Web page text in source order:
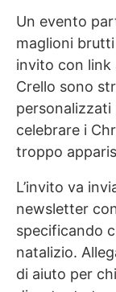
Un evento
maglioni
invito con link
Crello sono
personalizzati
celebrare i
troppo
L’invito va
newsletter
specificando
natalizio.
di aiuto per